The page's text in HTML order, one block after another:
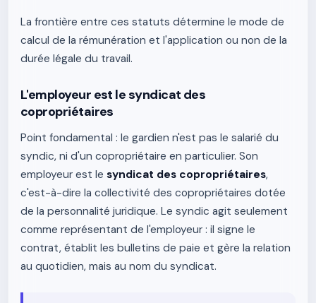
La frontière entre ces statuts détermine le mode de
calcul de la rémunération et l'application ou non de la
durée légale du travail.
L'employeur est le syndicat des
copropriétaires
Point fondamental : le gardien n'est pas le salarié du
syndic, ni d'un copropriétaire en particulier. Son
employeur est le syndicat des copropriétaires,
c'est-à-dire la collectivité des copropriétaires dotée
de la personnalité juridique. Le syndic agit seulement
comme représentant de l'employeur : il signe le
contrat, établit les bulletins de paie et gère la relation
au quotidien, mais au nom du syndicat.